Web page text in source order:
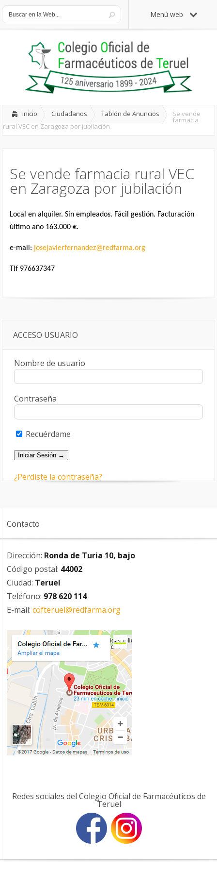
Menú web
Inicio Ciudadanos Tablón de Anuncios Se vende
farmacia
rural VEC en Zaragoza por jubilación
Se vende farmacia rural VEC
en Zaragoza por jubilación
Local en alquiler. Sin empleados. Fácil gestión. Facturación
último año 163.000 €.
e-mail: josejavierfernandez@redfarma.org
Tlf 976637347
ACCESO USUARIO
Nombre de usuario
Contraseña
Recuérdame
¿Perdiste la contraseña?
Contacto
Dirección: Ronda de Turia 10, bajo
Código postal: 44002
Ciudad: Teruel
Teléfono: 978 620 114
E-mail:cofteruel@redfarma.org
Redes sociales del Colegio Oficial de Farmacéuticos de
Teruel